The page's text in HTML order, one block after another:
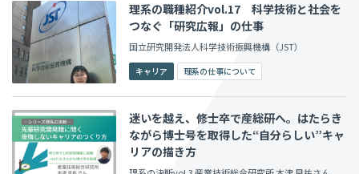
理系の職種紹介vol.17 科学技術と社会を
つなぐ「研究広報」の仕事
国立研究開発法人科学技術振興機構（JST）
キャリア 理系の仕事について
迷いを越え、修士卒で産総研へ。はたらき
ながら博士号を取得した“自分らしい”キャ
リアの描き方